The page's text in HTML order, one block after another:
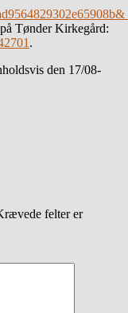
Tønder Kirkegård:
.
den 17/08-
felter er